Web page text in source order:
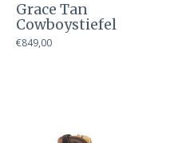
Grace Tan
Cowboystiefel
€849,00